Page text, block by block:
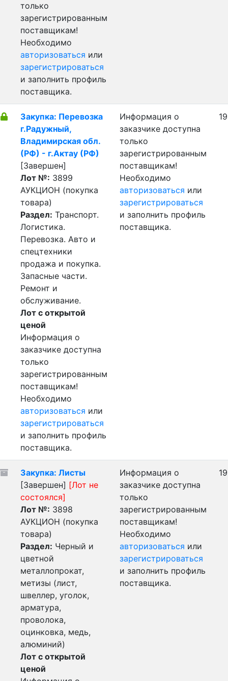
только
зарегистрированным
поставщикам!
Необходимо
авторизоваться или
зарегистрироваться
и заполнить профиль
поставщика.
Закупка: Перевозка
г.Радужный,
Владимирская обл.
(РФ) - г.Актау (РФ)
[Завершен]
Лот №: 3899
АУКЦИОН (покупка
товара)
Раздел: Транспорт.
Логистика.
Перевозка. Авто и
спецтехники
продажа и покупка.
Запасные части.
Ремонт и
обслуживание.
Лот с открытой
ценой
Информация о
заказчике доступна
только
зарегистрированным
поставщикам!
Необходимо
авторизоваться или
зарегистрироваться
и заполнить профиль
поставщика.
Информация о
заказчике доступна
только
зарегистрированным
поставщикам!
Необходимо
авторизоваться или
зарегистрироваться
и заполнить профиль
поставщика.
Закупка: Листы
[Завершен] [Лот не
состоялся]
Лот №: 3898
АУКЦИОН (покупка
товара)
Раздел: Черный и
цветной
металлопрокат,
метизы (лист,
швеллер, уголок,
арматура,
проволока,
оцинковка, медь,
алюминий)
Лот с открытой
ценой
Информация о
заказчике доступна
только
зарегистрированным
поставщикам!
Необходимо
авторизоваться или
зарегистрироваться
и заполнить профиль
поставщика.